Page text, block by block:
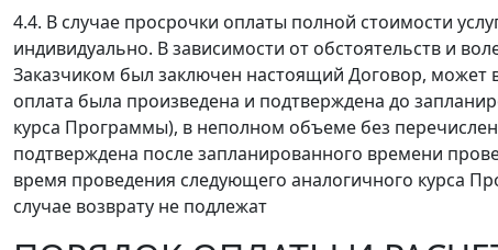
4.4. В случае просрочки оплаты полной стоимости
индивидуально. В зависимости от обстоятельств и
Заказчиком был заключен настоящий Договор, может
оплата была произведена и подтверждена до
курса Программы), в неполном объеме без
подтверждена после запланированного времени
время проведения следующего аналогичного курса
случае возврату не подлежат